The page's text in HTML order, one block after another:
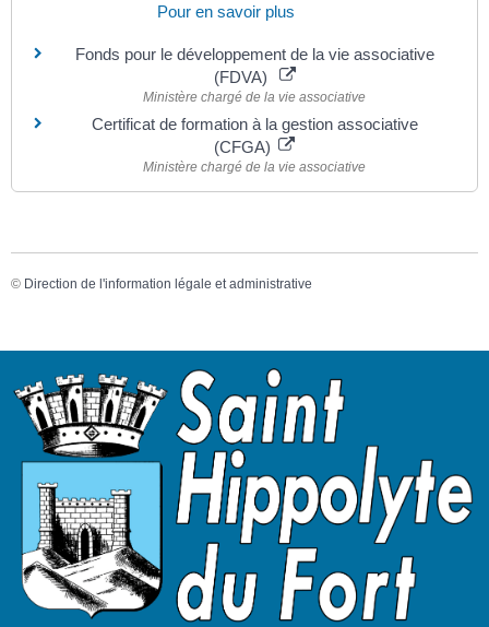
Pour en savoir plus
Fonds pour le développement de la vie associative
(FDVA)
Ministère chargé de la vie associative
Certificat de formation à la gestion associative
(CFGA)
Ministère chargé de la vie associative
© Direction de l'information légale et administrative